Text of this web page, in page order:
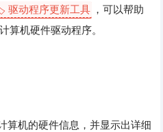
驱动程序更新工具 ，可以帮助
算机硬件驱动程序。
算机的硬件信息，并显示出详细